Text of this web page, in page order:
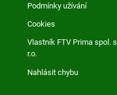
Podmínky užívání
Cookies
Vlastník FTV Prima spol. s
r.o.
Nahlásit chybu